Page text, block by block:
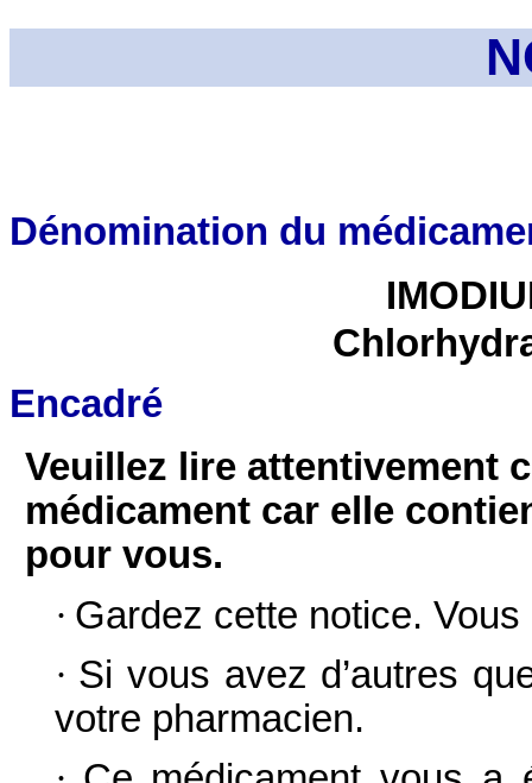
Dénomination du
Encadré
Veuillez lire attentivement
médicament car elle
pour vous.
· Gardez cette notice.
· Si vous avez d’autres
votre pharmacien.